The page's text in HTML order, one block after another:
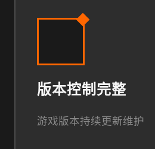
版本控制完整
游戏版本持续更新维护